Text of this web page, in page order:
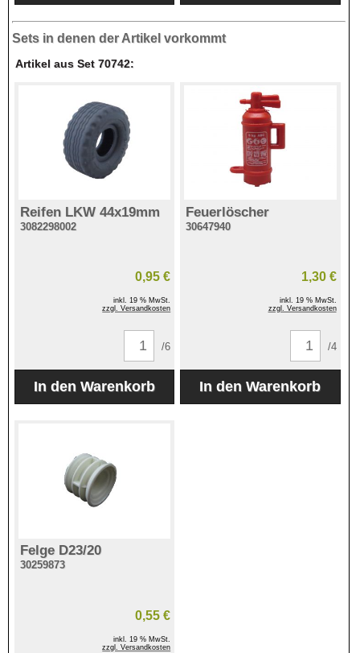
Sets in denen der Artikel vorkommt
Artikel aus Set 70742:
Reifen LKW 44x19mm
3082298002
0,95 €
inkl. 19 % MwSt.
zzgl. Versandkosten
/6
Feuerlöscher
30647940
1,30 €
inkl. 19 % MwSt.
zzgl. Versandkosten
/4
Felge D23/20
30259873
0,55 €
inkl. 19 % MwSt.
zzgl. Versandkosten